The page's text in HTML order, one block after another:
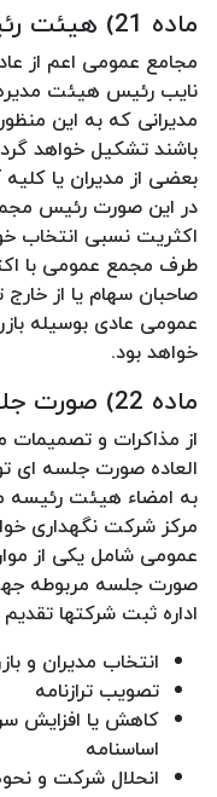
ماده 21) هیئت رئیسه مجمع
مجامع عمومی اعم از
نایب رئیس هیئت
مدیرانی که به این
باشند تشکیل خواهد
بعضی از مدیران یا
در این صورت رئیس
اکثریت نسبی انتخاب
طرف مجمع عمومی با
صاحبان سهام یا از
عمومی عادی بوسیله
خواهد بود.
ماده 22) صورت جلسه ها
از مذاکرات و
العاده صورت جلسه
به امضاء هیئت
مرکز شرکت نگهداری
عمومی شامل یکی از
صورت جلسه مربوطه
اداره ثبت شرکتها
انتخاب مدیران و
تصویب ترازنامه
کاهش یا افزایش
اساسنامه
انحلال شرکت و